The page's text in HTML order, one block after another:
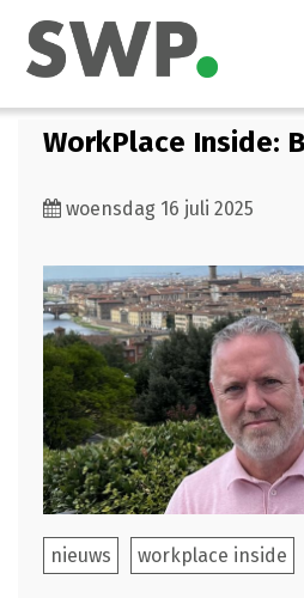
WorkPlace Inside:
woensdag 16 juli 2025
nieuws workplace inside